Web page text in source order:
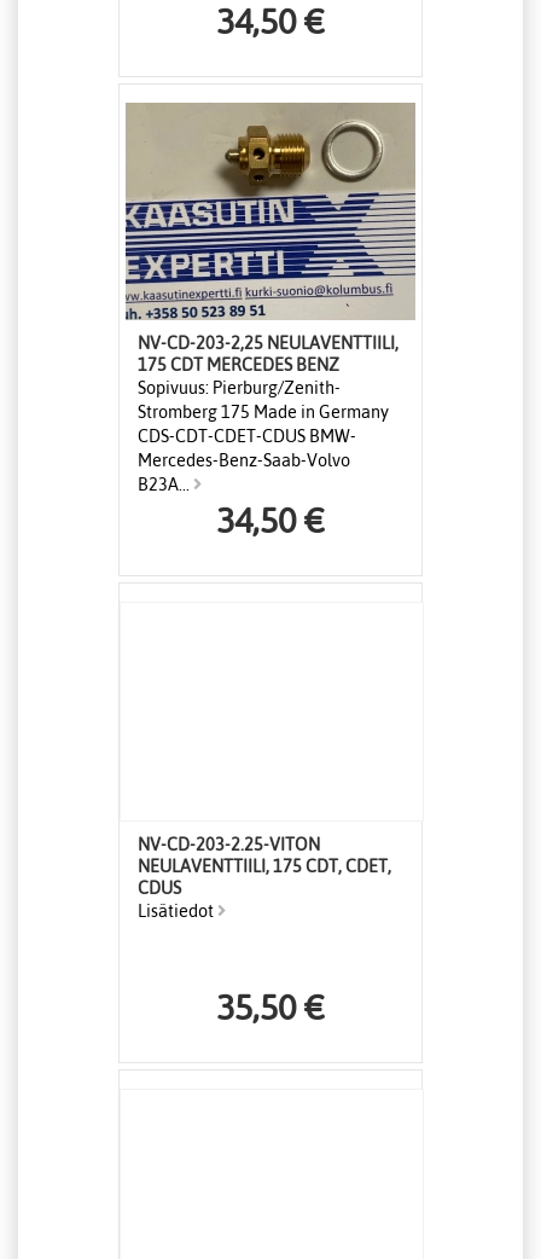
34,50 €
NV-CD-203-2,25 NEULAVENTTIILI,
175 CDT MERCEDES BENZ
Sopivuus: Pierburg/Zenith-
Stromberg 175 Made in Germany
CDS-CDT-CDET-CDUS BMW-
Mercedes-Benz-Saab-Volvo
B23A...
34,50 €
NV-CD-203-2.25-VITON
NEULAVENTTIILI, 175 CDT, CDET,
CDUS
Lisätiedot
35,50 €